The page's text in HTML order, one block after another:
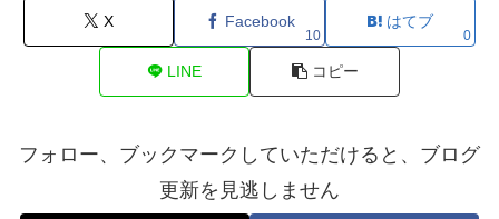
X Facebook
10
はてブ
0
LINE コピー
フォロー、ブックマークしていただけると、ブログ
更新を見逃しません